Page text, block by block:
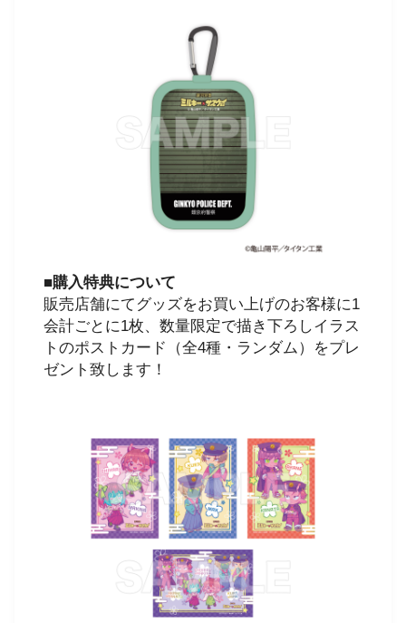
■購入特典について
販売店舗にてグッズをお買い上げのお客様に1
会計ごとに1枚、数量限定で描き下ろしイラス
トのポストカード（全4種・ランダム）をプレ
ゼント致します！